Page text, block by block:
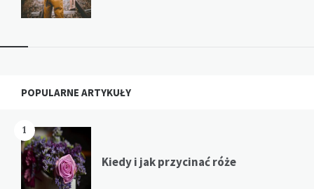
Widgets
POPULARNE ARTYKUŁY
1
Kiedy i jak przycinać róże